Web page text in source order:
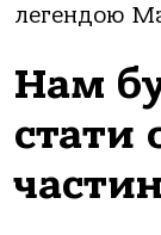
легендою
Нам
стати